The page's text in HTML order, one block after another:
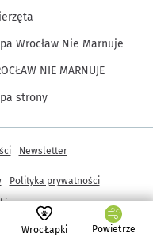
główna - wroclaw.pl
WrocŁapki Powietrze
Wrocław Nie Marnuje
NIE MARNUJE
strony
Gmina Wrocław
Newsletter
Polityka prywatności